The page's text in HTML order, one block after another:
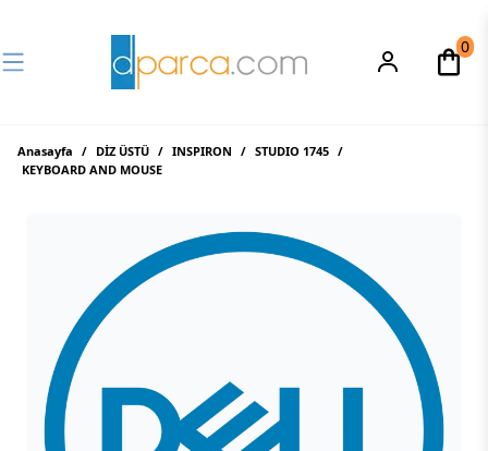
0
Anasayfa / DİZ ÜSTÜ / INSPIRON / STUDIO 1745 /
KEYBOARD AND MOUSE